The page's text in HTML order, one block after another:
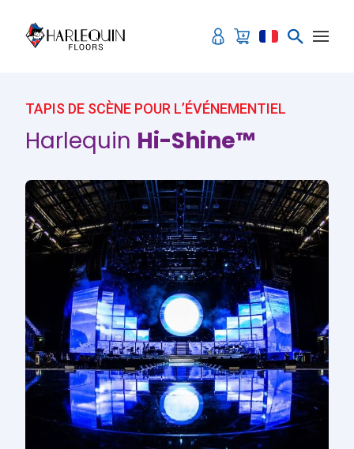
TAPIS DE SCÈNE POUR L’ÉVÉNEMENTIEL
Harlequin Hi-Shine™